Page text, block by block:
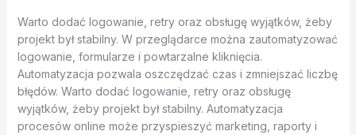
Warto dodać logowanie, retry oraz obsługę wyjątków, żeby
projekt był stabilny. W przeglądarce można zautomatyzować
logowanie, formularze i powtarzalne kliknięcia.
Automatyzacja pozwala oszczędzać czas i zmniejszać liczbę
błędów. Warto dodać logowanie, retry oraz obsługę
wyjątków, żeby projekt był stabilny. Automatyzacja
procesów online może przyspieszyć marketing, raporty i